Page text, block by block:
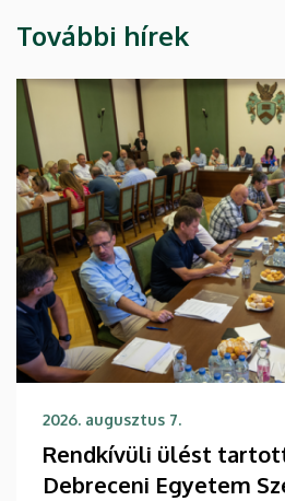
További hírek
2026. augusztus 7.
Rendkívüli ülést
Debreceni Egyetem